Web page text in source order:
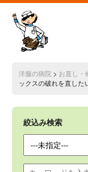
洋服の病院 > お直し・
ックスの破れを直した
絞込み検索